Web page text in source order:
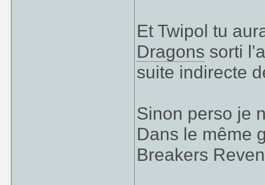
Et Twipol tu
Dragons sorti
suite indirecte
Sinon perso je
Dans le même
Breakers